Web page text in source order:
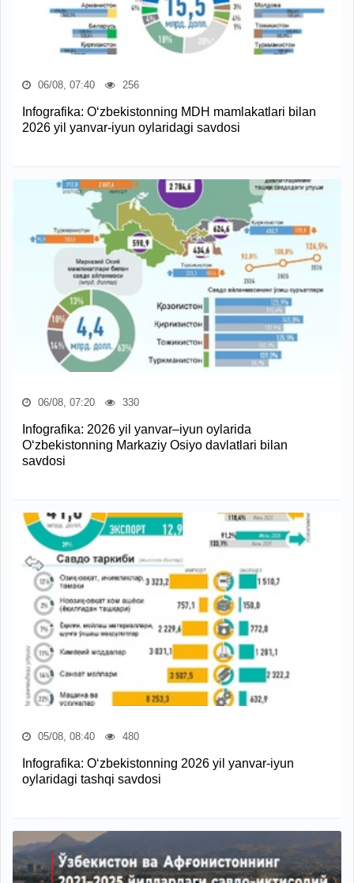
06/08, 07:40 256
Infografika: O‘zbekistonning MDH mamlakatlari bilan
2026 yil yanvar-iyun oylaridagi savdosi
06/08, 07:20 330
Infografika: 2026 yil yanvar–iyun oylarida
O‘zbekistonning Markaziy Osiyo davlatlari bilan
savdosi
05/08, 08:40 480
Infografika: O‘zbekistonning 2026 yil yanvar-iyun
oylaridagi tashqi savdosi